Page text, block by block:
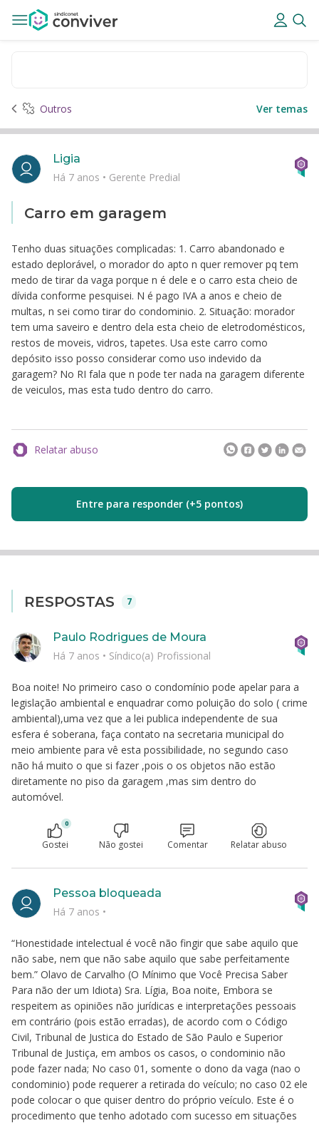
Outros Ver temas
Carro em garagem
Tenho duas situações complicadas: 1. Carro abandonado e
estado deplorável, o morador do apto n quer remover pq tem
medo de tirar da vaga porque n é dele e o carro esta cheio de
dívida conforme pesquisei. N é pago IVA a anos e cheio de
multas, n sei como tirar do condominio. 2. Situação: morador
tem uma saveiro e dentro dela esta cheio de eletrodomésticos,
restos de moveis, vidros, tapetes. Usa este carro como
depósito isso posso considerar como uso indevido da
garagem? No RI fala que n pode ter nada na garagem diferente
de veiculos, mas esta tudo dentro do carro.
Ligia
Há 7 anos • Gerente Predial
Relatar abuso
Entre para responder (+5 pontos)
RESPOSTAS 7
Boa noite! No primeiro caso o condomínio pode apelar para a
legislação ambiental e enquadrar como poluição do solo ( crime
ambiental),uma vez que a lei publica independente de sua
esfera é soberana, faça contato na secretaria municipal do
meio ambiente para vê esta possibilidade, no segundo caso
não há muito o que si fazer ,pois o os objetos não estão
diretamente no piso da garagem ,mas sim dentro do
automóvel.
Paulo Rodrigues de Moura
Há 7 anos • Síndico(a) Profissional
0
Gostei Não gostei Comentar Relatar abuso
“Honestidade intelectual é você não fingir que sabe aquilo que
não sabe, nem que não sabe aquilo que sabe perfeitamente
bem.” Olavo de Carvalho (O Mínimo que Você Precisa Saber
Para não der um Idiota) Sra. Lígia, Boa noite, Embora se
respeitem as opiniões não jurídicas e interpretações pessoais
em contrário (pois estão erradas), de acordo com o Código
Civil, Tribunal de Justica do Estado de São Paulo e Superior
Tribunal de Justiça, em ambos os casos, o condominio não
pode fazer nada; No caso 01, somente o dono da vaga (nao o
condominio) pode requerer a retirada do veículo; no caso 02 ele
pode colocar o que quiser dentro do próprio veículo. Este é o
procedimento que tenho adotado com sucesso em situações
Pessoa bloqueada
Há 7 anos •